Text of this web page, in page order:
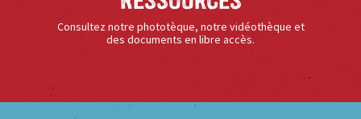
Consultez notre phototèque, notre vidéothèque et
des documents en libre accès.